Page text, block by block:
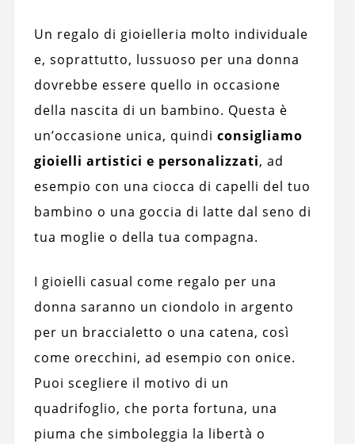
Un regalo di gioielleria molto individuale
e, soprattutto, lussuoso per una donna
dovrebbe essere quello in occasione
della nascita di un bambino. Questa è
un’occasione unica, quindi consigliamo
gioielli artistici e personalizzati, ad
esempio con una ciocca di capelli del tuo
bambino o una goccia di latte dal seno di
tua moglie o della tua compagna.
I gioielli casual come regalo per una
donna saranno un ciondolo in argento
per un braccialetto o una catena, così
come orecchini, ad esempio con onice.
Puoi scegliere il motivo di un
quadrifoglio, che porta fortuna, una
piuma che simboleggia la libertà o